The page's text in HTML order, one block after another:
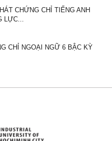
CHỨNG CHỈ TIẾNG ANH
LỰC...
CHỈ NGOẠI NGỮ 6 BẬC KỲ